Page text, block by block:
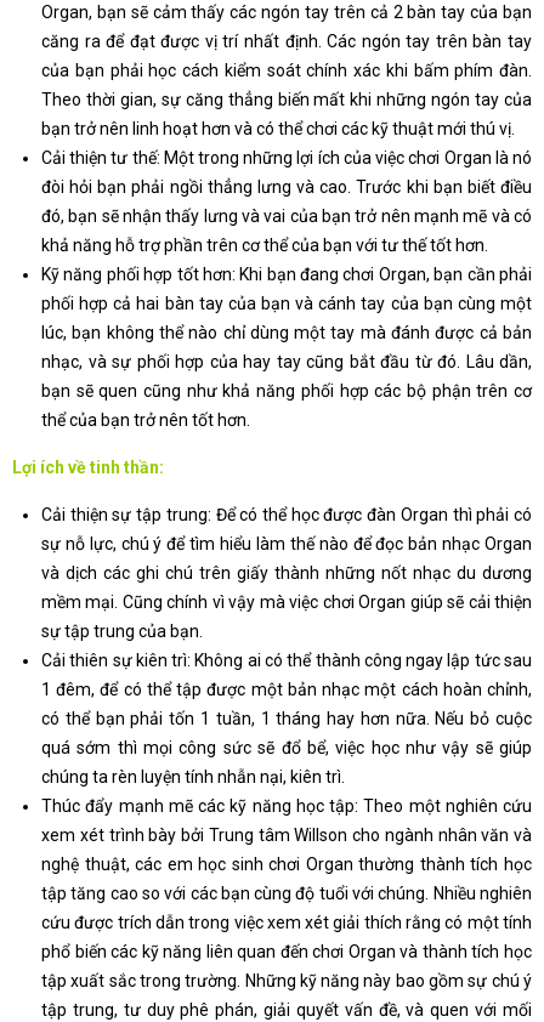
Organ, bạn sẽ cảm thấy các ngón tay trên cả 2 bàn tay của bạn
căng ra để đạt được vị trí nhất định. Các ngón tay trên bàn tay
của bạn phải học cách kiểm soát chính xác khi bấm phím đàn.
Theo thời gian, sự căng thẳng biến mất khi những ngón tay của
bạn trở nên linh hoạt hơn và có thể chơi các kỹ thuật mới thú vị.
Cải thiện tư thế: Một trong những lợi ích của việc chơi Organ là nó
đòi hỏi bạn phải ngồi thẳng lưng và cao. Trước khi bạn biết điều
đó, bạn sẽ nhận thấy lưng và vai của bạn trở nên mạnh mẽ và có
khả năng hỗ trợ phần trên cơ thể của bạn với tư thế tốt hơn.
Kỹ năng phối hợp tốt hơn: Khi bạn đang chơi Organ, bạn cần phải
phối hợp cả hai bàn tay của bạn và cánh tay của bạn cùng một
lúc, bạn không thể nào chỉ dùng một tay mà đánh được cả bản
nhạc, và sự phối hợp của hay tay cũng bắt đầu từ đó. Lâu dần,
bạn sẽ quen cũng như khả năng phối hợp các bộ phận trên cơ
thể của bạn trở nên tốt hơn.
Lợi ích về tinh thần:
Cải thiện sự tập trung: Để có thể học được đàn Organ thì phải có
sự nỗ lực, chú ý để tìm hiểu làm thế nào để đọc bản nhạc Organ
và dịch các ghi chú trên giấy thành những nốt nhạc du dương
mềm mại. Cũng chính vì vậy mà việc chơi Organ giúp sẽ cải thiện
sự tập trung của bạn.
Cải thiên sự kiên trì: Không ai có thể thành công ngay lập tức sau
1 đêm, để có thể tập được một bản nhạc một cách hoàn chỉnh,
có thể bạn phải tốn 1 tuần, 1 tháng hay hơn nữa. Nếu bỏ cuộc
quá sớm thì mọi công sức sẽ đổ bể, việc học như vậy sẽ giúp
chúng ta rèn luyện tính nhẫn nại, kiên trì.
Thúc đẩy mạnh mẽ các kỹ năng học tập: Theo một nghiên cứu
xem xét trình bày bởi Trung tâm Willson cho ngành nhân văn và
nghệ thuật, các em học sinh chơi Organ thường thành tích học
tập tăng cao so với các bạn cùng độ tuổi với chúng. Nhiều nghiên
cứu được trích dẫn trong việc xem xét giải thích rằng có một tính
phổ biến các kỹ năng liên quan đến chơi Organ và thành tích học
tập xuất sắc trong trường. Những kỹ năng này bao gồm sự chú ý
tập trung, tư duy phê phán, giải quyết vấn đề, và quen với mối